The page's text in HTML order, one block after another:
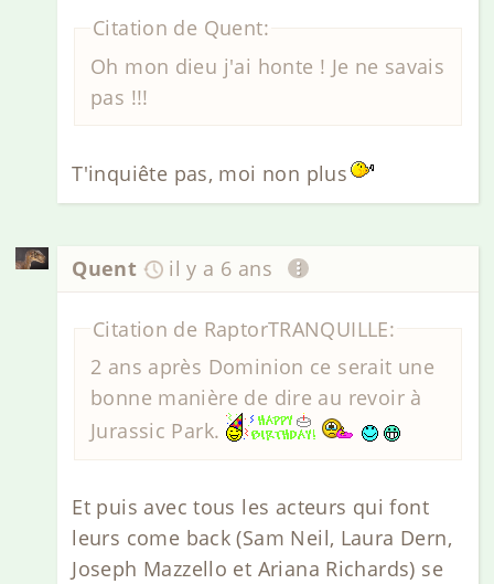
Citation de Quent:
Oh mon dieu j'ai honte ! Je ne savais
pas !!!
T'inquiête pas, moi non plus
Quent il y a 6 ans
Citation de RaptorTRANQUILLE:
2 ans après Dominion ce serait une
bonne manière de dire au revoir à
Jurassic Park.
Et puis avec tous les acteurs qui font
leurs come back (Sam Neil, Laura Dern,
Joseph Mazzello et Ariana Richards) se